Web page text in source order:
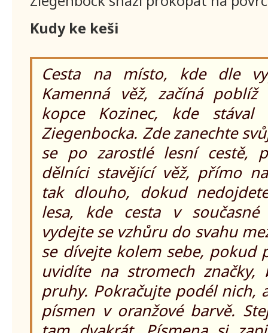
Kudy ke keši
Cesta na místo, kde dle
Kamenná věž, začíná
kopce Kozinec, kde stával
Ziegenbocka. Zde zanechte
se po zarostlé lesní cestě,
dělníci stavějící věž, přímo
tak dlouho, dokud
lesa, kde cesta v
vydejte se vzhůru do svahu
se dívejte kolem sebe, pokud
uvidíte na stromech značky,
pruhy. Pokračujte podél nich,
písmen v oranžové barvě.